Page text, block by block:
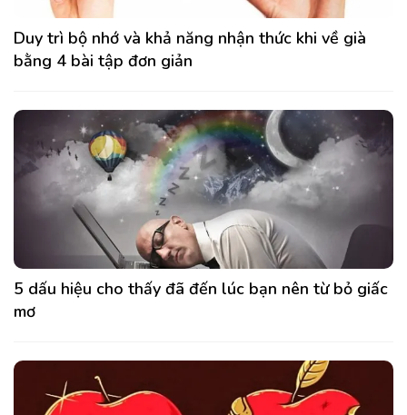
Duy trì bộ nhớ và khả năng nhận thức khi về già
bằng 4 bài tập đơn giản
5 dấu hiệu cho thấy đã đến lúc bạn nên từ bỏ giấc
mơ